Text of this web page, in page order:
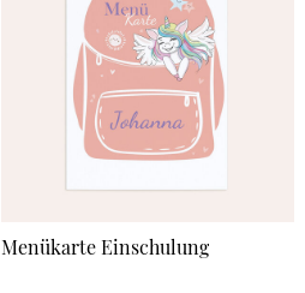
Menükarte Einschulung